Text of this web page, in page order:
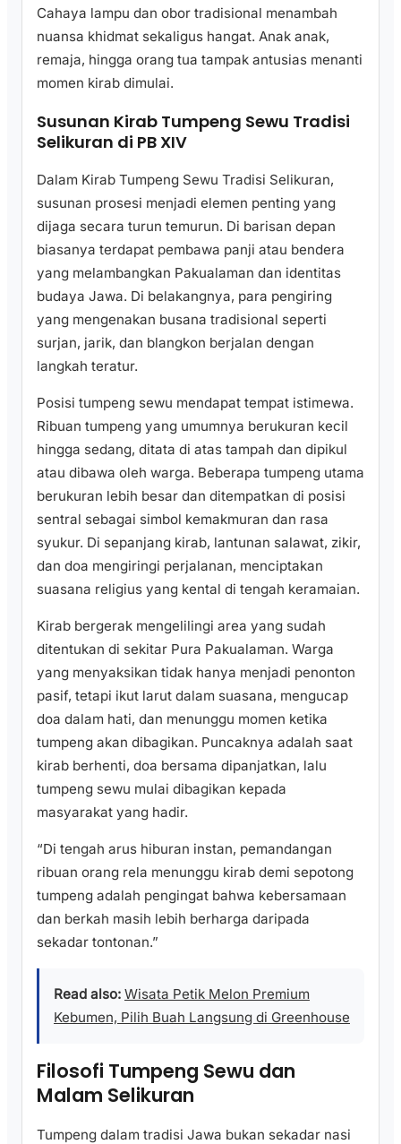
Cahaya lampu dan obor tradisional menambah
nuansa khidmat sekaligus hangat. Anak anak,
remaja, hingga orang tua tampak antusias menanti
momen kirab dimulai.
Susunan Kirab Tumpeng Sewu Tradisi
Selikuran di PB XIV
Dalam Kirab Tumpeng Sewu Tradisi Selikuran,
susunan prosesi menjadi elemen penting yang
dijaga secara turun temurun. Di barisan depan
biasanya terdapat pembawa panji atau bendera
yang melambangkan Pakualaman dan identitas
budaya Jawa. Di belakangnya, para pengiring
yang mengenakan busana tradisional seperti
surjan, jarik, dan blangkon berjalan dengan
langkah teratur.
Posisi tumpeng sewu mendapat tempat istimewa.
Ribuan tumpeng yang umumnya berukuran kecil
hingga sedang, ditata di atas tampah dan dipikul
atau dibawa oleh warga. Beberapa tumpeng utama
berukuran lebih besar dan ditempatkan di posisi
sentral sebagai simbol kemakmuran dan rasa
syukur. Di sepanjang kirab, lantunan salawat, zikir,
dan doa mengiringi perjalanan, menciptakan
suasana religius yang kental di tengah keramaian.
Kirab bergerak mengelilingi area yang sudah
ditentukan di sekitar Pura Pakualaman. Warga
yang menyaksikan tidak hanya menjadi penonton
pasif, tetapi ikut larut dalam suasana, mengucap
doa dalam hati, dan menunggu momen ketika
tumpeng akan dibagikan. Puncaknya adalah saat
kirab berhenti, doa bersama dipanjatkan, lalu
tumpeng sewu mulai dibagikan kepada
masyarakat yang hadir.
“Di tengah arus hiburan instan, pemandangan
ribuan orang rela menunggu kirab demi sepotong
tumpeng adalah pengingat bahwa kebersamaan
dan berkah masih lebih berharga daripada
sekadar tontonan.”
Read also: Wisata Petik Melon Premium
Kebumen, Pilih Buah Langsung di Greenhouse
Filosofi Tumpeng Sewu dan
Malam Selikuran
Tumpeng dalam tradisi Jawa bukan sekadar nasi